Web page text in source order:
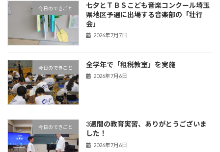
今日のできごと
七夕とＴＢＳこども音楽コンクール埼玉
県地区予選に出場する音楽部の「壮行
会」
2026年7月7日
今日のできごと 全学年で「租税教室」を実施
2026年7月6日
今日のできごと
3週間の教育実習、ありがとうございま
した！
2026年7月6日